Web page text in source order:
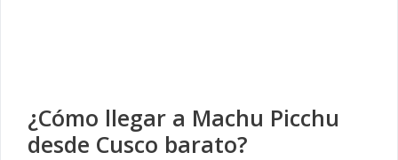
¿Cómo llegar a Machu Picchu
desde Cusco barato?